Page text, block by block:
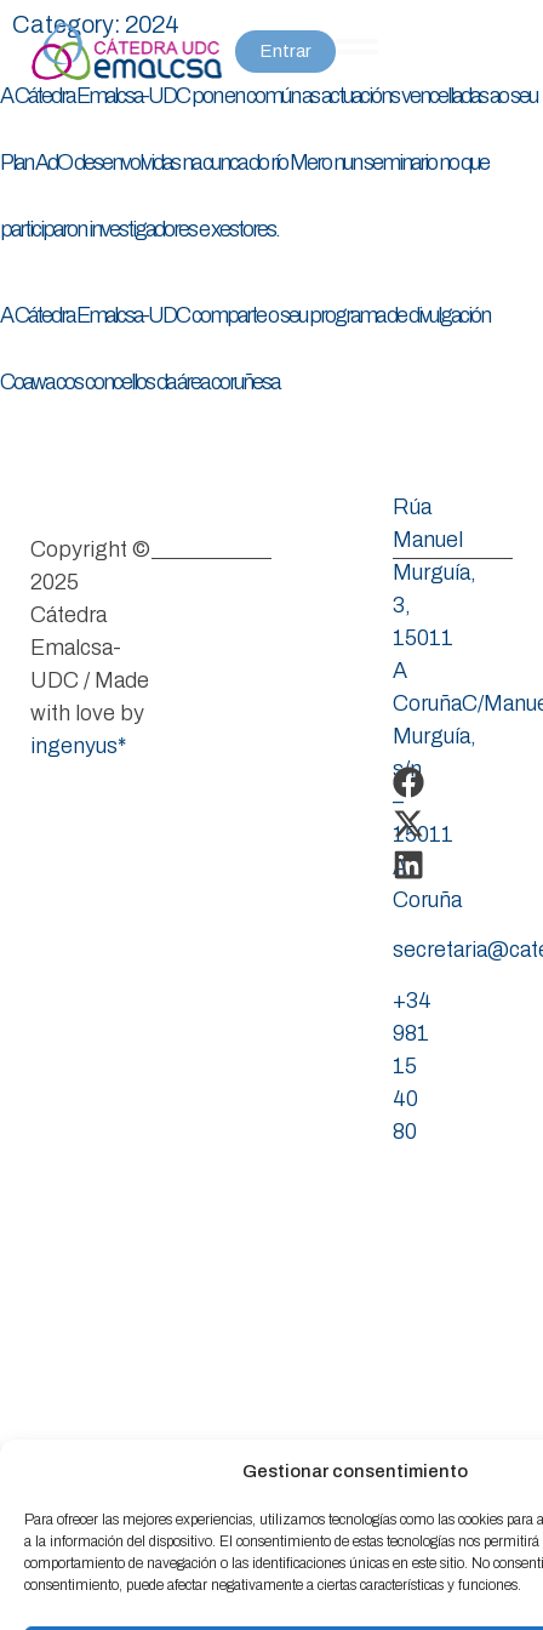
Gestionar consentimiento
Para ofrecer las mejores experiencias, utilizamos tecnologías como las cookies para
a la información del dispositivo. El consentimiento de estas tecnologías nos permitirá
comportamiento de navegación o las identificaciones únicas en este sitio. No
consentimiento, puede afectar negativamente a ciertas características y funciones.
Entrar
Category: 2024
A Cátedra Emalcsa-UDC pon en común as actuacións vencelladas ao seu
Plan AdO desenvolvidas na cunca do río Mero nun seminario no que
participaron investigadores e xestores.
A Cátedra Emalcsa-UDC comparte o seu programa de divulgación
Coawa cos concellos da área coruñesa
Rúa
Manuel
Murguía,
3,
15011
A
CoruñaC/
Murguía,
s/n
–
15011
A
Coruña
+34
981
15
40
80
Copyright ©
2025
Cátedra
Emalcsa-
UDC / Made
with love by
ingenyus*